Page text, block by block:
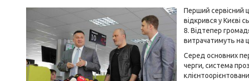
Перший сервісний
відкрився у Києві
8. Відтепер
витрачатимуть на
Серед основних
черги, система